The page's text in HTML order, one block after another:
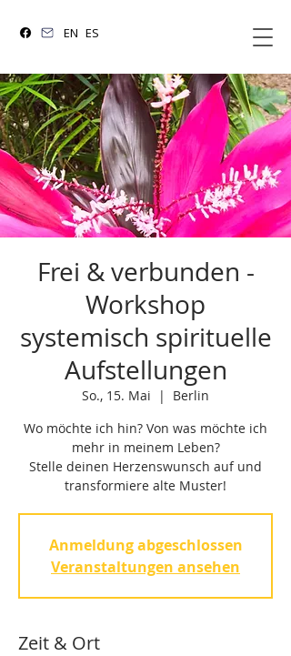
ES
EN
Frei & verbunden -
Workshop
systemisch spirituelle
Aufstellungen
So., 15. Mai
  |
Berlin
Wo möchte ich hin? Von was möchte ich
mehr in meinem Leben?
Stelle deinen Herzenswunsch auf und
transformiere alte Muster!
Anmeldung abgeschlossen
Veranstaltungen ansehen
Zeit & Ort